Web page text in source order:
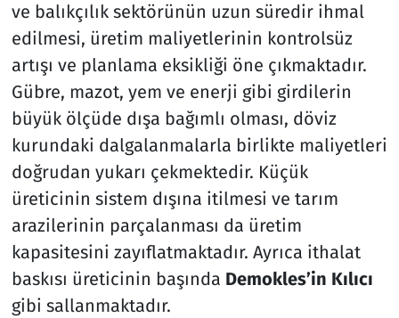
ve balıkçılık sektörünün uzun süredir ihmal
edilmesi, üretim maliyetlerinin kontrolsüz
artışı ve planlama eksikliği öne çıkmaktadır.
Gübre, mazot, yem ve enerji gibi girdilerin
büyük ölçüde dışa bağımlı olması, döviz
kurundaki dalgalanmalarla birlikte maliyetleri
doğrudan yukarı çekmektedir. Küçük
üreticinin sistem dışına itilmesi ve tarım
arazilerinin parçalanması da üretim
kapasitesini zayıflatmaktadır. Ayrıca ithalat
baskısı üreticinin başında Demokles’in Kılıcı
gibi sallanmaktadır.